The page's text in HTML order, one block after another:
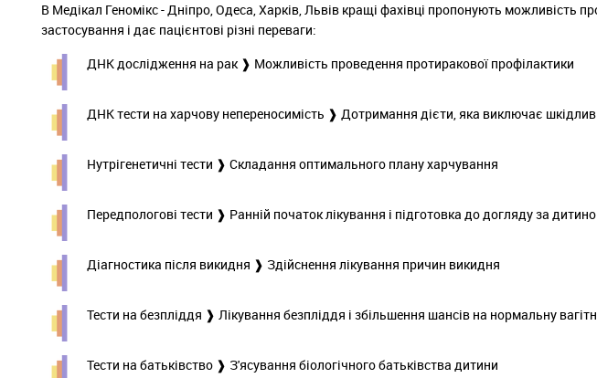
В Медікал Геномікс - Дніпро, Одеса, Харків, Львів кращі фахівці пропонують можливість
застосування і дає пацієнтові різні переваги: ​​
ДНК дослідження на рак ❱ Можливість проведення протиракової профілактики
ДНК тести на харчову непереносимість ❱ Дотримання дієти, яка виключає шкідливі
Нутрігенетичні тести ❱ Складання оптимального плану харчування
Передпологові тести ❱ Ранній початок лікування і підготовка до догляду за
Діагностика після викидня ❱ Здійснення лікування причин викидня
Тести на безпліддя ❱ Лікування безпліддя і збільшення шансів на нормальну
Тести на батьківство ❱ З'ясування біологічного батьківства дитини